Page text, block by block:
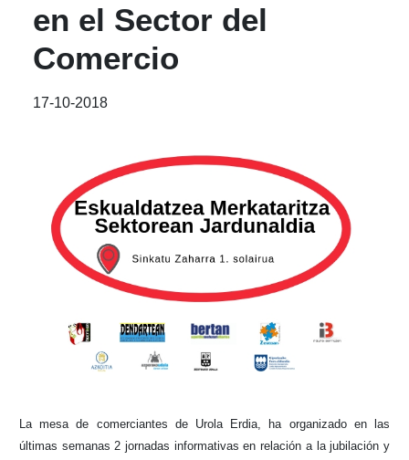
en el Sector del
Comercio
17-10-2018
La mesa de comerciantes de Urola Erdia, ha organizado en las
últimas semanas 2 jornadas informativas en relación a la jubilación y